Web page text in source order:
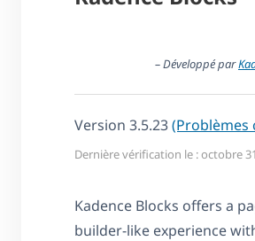
– Développé par
Version 3.5.23(Problèmes
Dernière vérification le : octobre
Kadence Blocks offers a
builder-like experience